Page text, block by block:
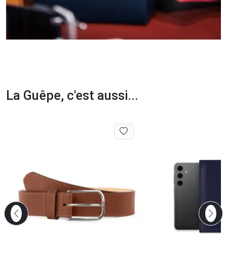
La Guêpe, c'est aussi...